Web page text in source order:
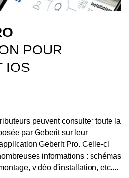
POUR
IOS
peuvent consulter toute la
par Geberit sur leur
Geberit Pro. Celle-ci
informations : schémas
vidéo d'installation, etc....